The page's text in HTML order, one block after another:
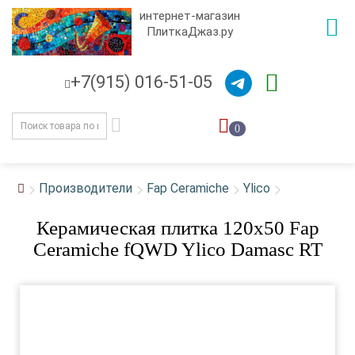
интернет-магазин
ПлиткаДжаз.ру
+7(915) 016-51-05
0
Производители Fap Ceramiche Ylico
Керамическая плитка 120x50 Fap
Ceramiche fQWD Ylico Damasc RT